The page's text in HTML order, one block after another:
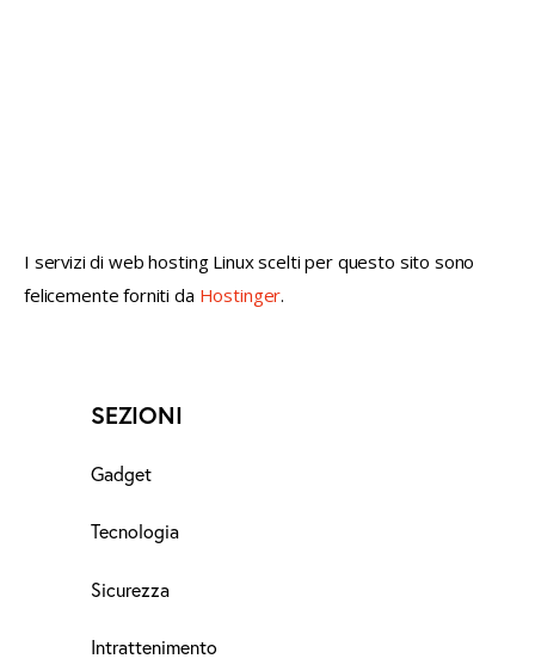
I servizi di web hosting Linux scelti per questo sito sono
felicemente forniti da Hostinger.
SEZIONI
Gadget
Tecnologia
Sicurezza
Intrattenimento